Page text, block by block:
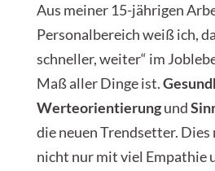
Aus meiner 15-jährigen
Personalbereich weiß ich,
schneller, weiter“ im
Maß aller Dinge ist.
Werteorientierungund
die neuen Trendsetter.
nicht nur mit viel Empathie